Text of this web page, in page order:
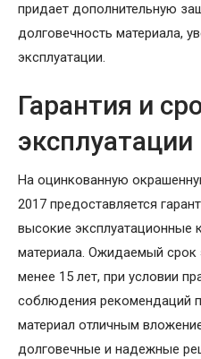
придает дополнительную
долговечность материала,
эксплуатации.
Гарантия и
эксплуатации
На оцинкованную
2017 предоставляется
высокие эксплуатационные
материала. Ожидаемый срок
менее 15 лет, при условии
соблюдения рекомендаций
материал отличным
долговечные и надежные